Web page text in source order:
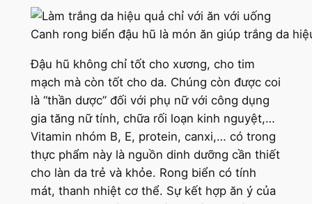
Canh rong biển đậu hũ là món ăn giúp trắng da
Đậu hũ không chỉ tốt cho xương, cho tim
mạch mà còn tốt cho da. Chúng còn được coi
là “thần dược” đối với phụ nữ với công dụng
gia tăng nữ tính, chữa rối loạn kinh nguyệt,…
Vitamin nhóm B, E, protein, canxi,… có trong
thực phẩm này là nguồn dinh dưỡng cần thiết
cho làn da trẻ và khỏe. Rong biển có tính
mát, thanh nhiệt cơ thể. Sự kết hợp ăn ý của